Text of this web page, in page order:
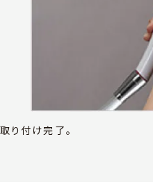
取り付け完了。